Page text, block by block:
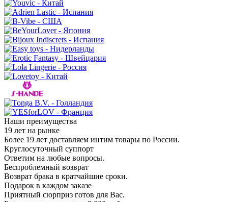
Наши преимущества
19 лет на рынке
Более 19 лет доставляем интим товары по России.
Круглосуточный суппорт
Ответим на любые вопросы.
Беспроблемный возврат
Возврат брака в кратчайшие сроки.
Подарок в каждом заказе
Приятный сюрприз готов для Вас.